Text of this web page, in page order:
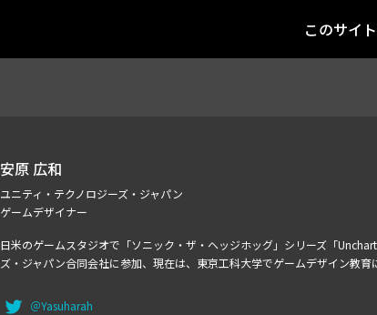
このサイ
安原 広和
ユニティ・テクノロジーズ・ジャパン
ゲームデザイナー
日米のゲームスタジオで「ソニック・ザ・ヘッジホッグ」シリーズ「
ズ・ジャパン合同会社に参加、現在は、東京工科大学でゲームデザイン教育
＠Yasuharah